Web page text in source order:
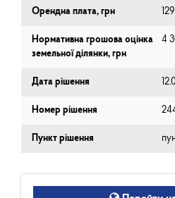
Орендна плата, грн
Нормативна грошова оцінка
земельної ділянки, грн
4
Дата рішення
Номер рішення
Пункт рішення